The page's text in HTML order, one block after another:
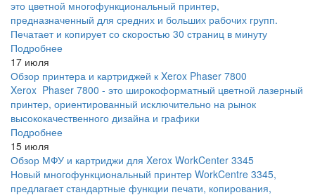
это цветной многофункциональный принтер,
предназначенный для средних и больших рабочих групп.
Печатает и копирует со скоростью 30 страниц в минуту
Подробнее
17 июля
Обзор принтера и картриджей к Xerox Phaser 7800
Xerox Phaser 7800 - это широкоформатный цветной лазерный
принтер, ориентированный исключительно на рынок
высококачественного дизайна и графики
Подробнее
15 июля
Обзор МФУ и картриджи для Xerox WorkCenter 3345
Новый многофункциональный принтер WorkCentre 3345,
предлагает стандартные функции печати, копирования,